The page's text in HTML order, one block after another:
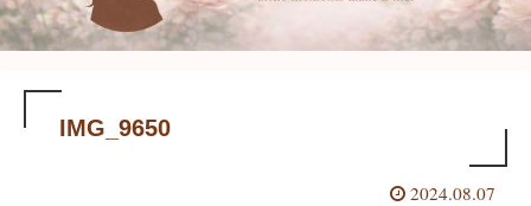
IMG_9650
2024.08.07